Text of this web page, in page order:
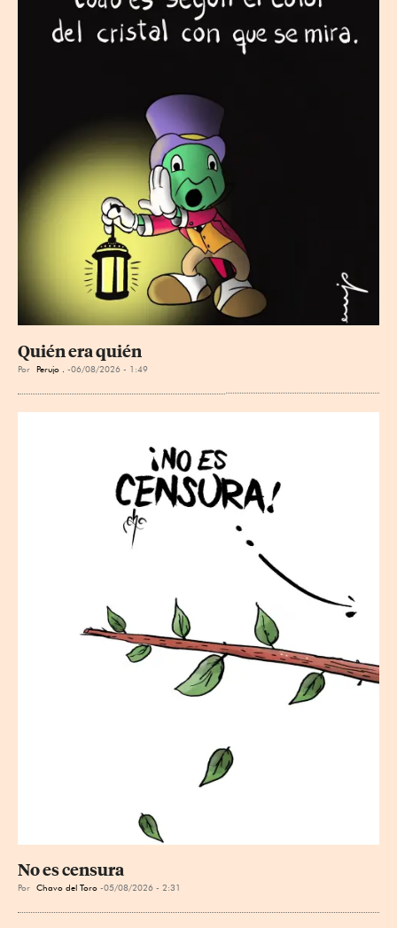
Quién era quién
Por Perujo . 06/08/2026 - 1:49
No es censura
Por Chavo del Toro 05/08/2026 - 2:31